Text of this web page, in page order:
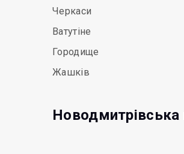
Черкаси
Ватутіне
Городище
Жашків
Новодмитрівська